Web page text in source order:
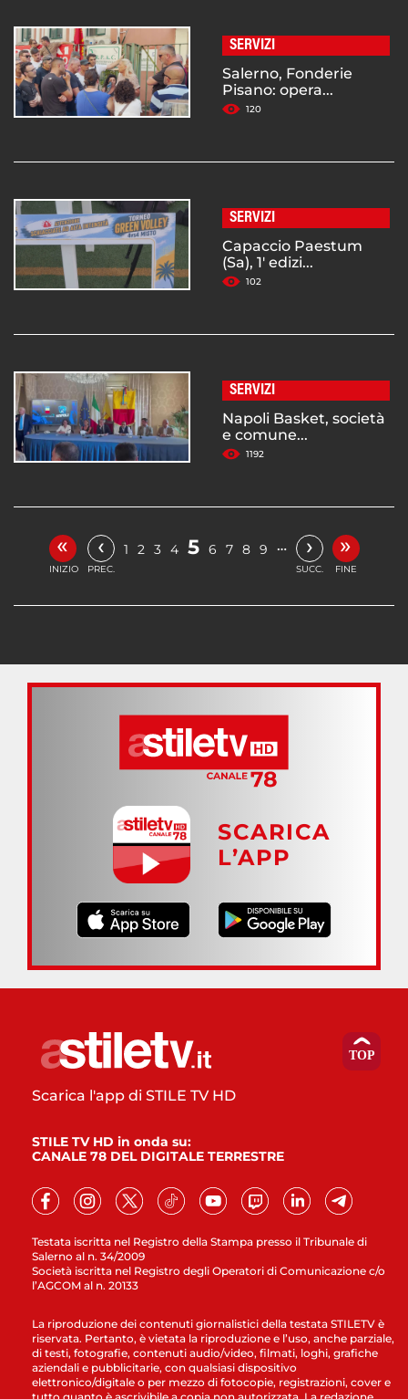
SERVIZI
Salerno, Fonderie
Pisano: opera...
120
SERVIZI
Capaccio Paestum
(Sa), 1' edizi...
102
SERVIZI
Napoli Basket, società
e comune...
1192
«
INIZIO
‹
PREC.
1 2 3 4 5 6 7 8 9 … ›
SUCC.
»
FINE
SCARICA
L’APP
Testata iscritta nel Registro della Stampa presso il Tribunale di
Salerno al n. 34/2009
Società iscritta nel Registro degli Operatori di Comunicazione c/o
l’AGCOM al n. 20133
Scarica l'app di STILE TV HD
STILE TV HD in onda su:
CANALE 78 DEL DIGITALE TERRESTRE
La riproduzione dei contenuti giornalistici della testata STILETV è
riservata. Pertanto, è vietata la riproduzione e l’uso, anche parziale,
di testi, fotografie, contenuti audio/video, filmati, loghi, grafiche
aziendali e pubblicitarie, con qualsiasi dispositivo
elettronico/digitale o per mezzo di fotocopie, registrazioni, cover e